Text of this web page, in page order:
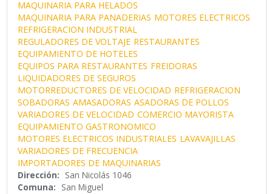
MAQUINARIA PARA HELADOS
MAQUINARIA PARA PANADERIAS MOTORES ELECTRICOS
REFRIGERACION INDUSTRIAL
REGULADORES DE VOLTAJE RESTAURANTES
EQUIPAMIENTO DE HOTELES
EQUIPOS PARA RESTAURANTES FREIDORAS
LIQUIDADORES DE SEGUROS
MOTORREDUCTORES DE VELOCIDAD REFRIGERACION
SOBADORAS AMASADORAS ASADORAS DE POLLOS
VARIADORES DE VELOCIDAD COMERCIO MAYORISTA
EQUIPAMIENTO GASTRONOMICO
MOTORES ELECTRICOS INDUSTRIALES LAVAVAJILLAS
VARIADORES DE FRECUENCIA
IMPORTADORES DE MAQUINARIAS
Dirección: San Nicolás 1046
Comuna: San Miguel